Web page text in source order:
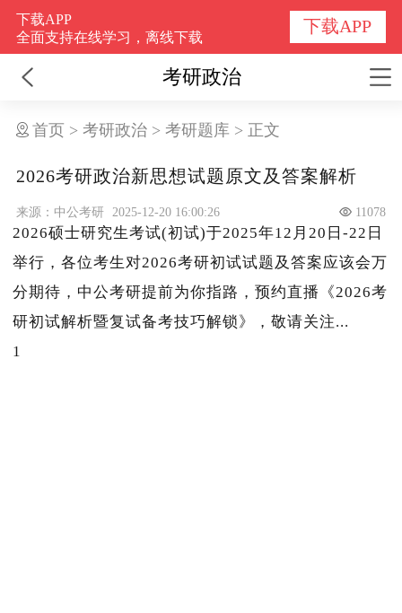
下载APP
全面支持在线学习，离线下载
下载APP
考研政治
首页 > 考研政治> 考研题库 > 正文
2026考研政治新思想试题原文及答案解析
来源：中公考研 2025-12-20 16:00:26 11078
2026硕士研究生考试(初试)于2025年12月20日-22日
举行，各位考生对2026考研初试试题及答案应该会万
分期待，中公考研提前为你指路，预约直播《2026考
研初试解析暨复试备考技巧解锁》，敬请关注...
1